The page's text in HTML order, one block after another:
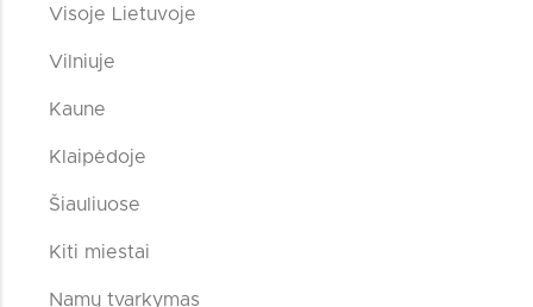
Visoje Lietuvoje
Vilniuje
Kaune
Klaipėdoje
Šiauliuose
Kiti miestai
Namų tvarkymas